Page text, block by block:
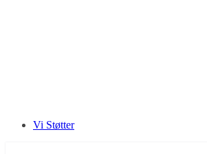
Vi Støtter